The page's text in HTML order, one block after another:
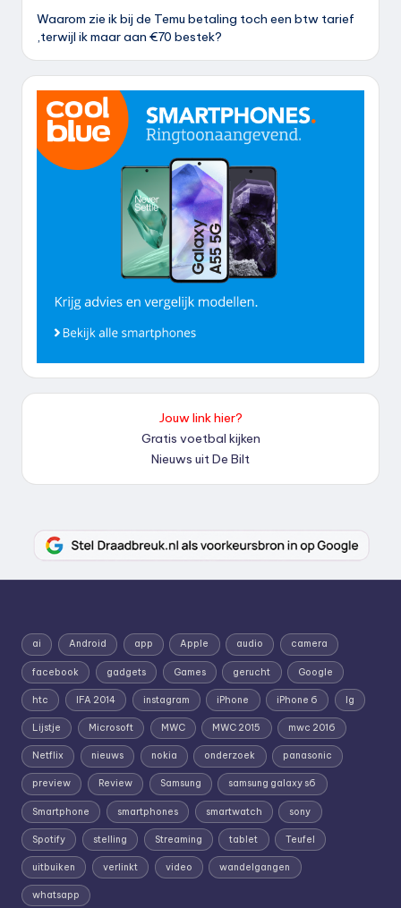
Waarom zie ik bij de Temu betaling toch een btw tarief
,terwijl ik maar aan €70 bestek?
Jouw link hier?
Gratis voetbal kijken
Nieuws uit De Bilt
ai Android app Apple audio camera
facebook gadgets Games gerucht Google
htc IFA 2014 instagram iPhone iPhone 6 lg
Lijstje Microsoft MWC MWC 2015 mwc 2016
Netflix nieuws nokia onderzoek panasonic
preview Review Samsung samsung galaxy s6
Smartphone smartphones smartwatch sony
Spotify stelling Streaming tablet Teufel
uitbuiken verlinkt video wandelgangen
whatsapp